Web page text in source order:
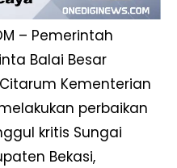
– Pemerintah
Balai Besar
Kementerian
perbaikan
kritis Sungai
Bekasi,